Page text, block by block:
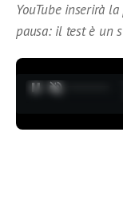
YouTube inserirà
pausa: il test è un